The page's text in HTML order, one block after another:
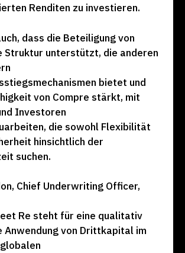
Renditen zu investieren.
dass die Beteiligung von
Struktur unterstützt, die anderen
bietet und
von Compre stärkt, mit
Investoren
die sowohl Flexibilität
hinsichtlich der
suchen.
Chief Underwriting Officer,
Re steht für eine qualitativ
Anwendung von Drittkapital im